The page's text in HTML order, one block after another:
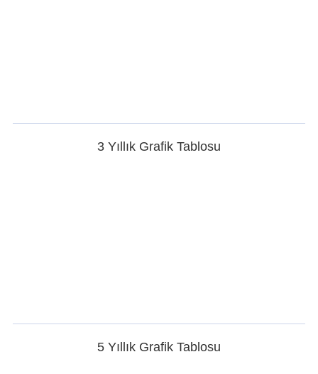
3 Yıllık Grafik Tablosu
5 Yıllık Grafik Tablosu